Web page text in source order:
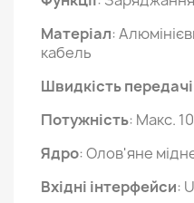
Матеріал:
кабель
Швидкість передачі
Потужність: Макс.
Ядро: Олов'яне
Вхідні інтерфейси: